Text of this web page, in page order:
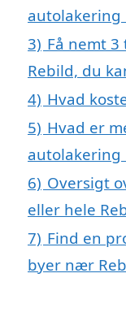
autolakering
3) Få nemt
Rebild, du
4) Hvad
5) Hvad er
autolakering
6) Oversigt
eller hele
7) Find en
byer nær